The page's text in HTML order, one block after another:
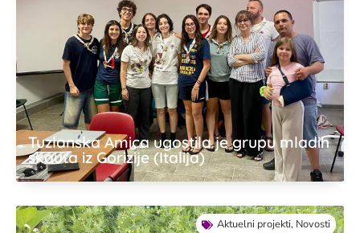
Tuzlanska Amica ugostila je grupu mladih
skauta iz Gorizije (Italija)
Aktuelni projekti, Novosti